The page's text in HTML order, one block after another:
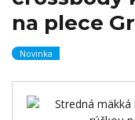
na plece
Novinka